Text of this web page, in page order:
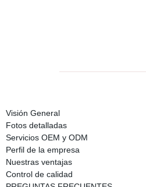
Visión General
Fotos detalladas
Servicios OEM y ODM
Perfil de la empresa
Nuestras ventajas
Control de calidad